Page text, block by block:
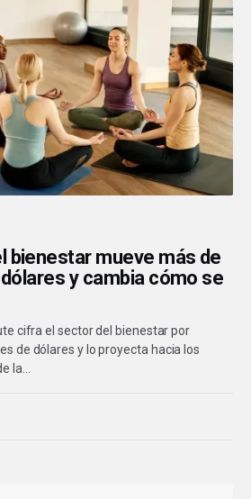
bienestar mueve más de
y cambia cómo se
cifra el sector del bienestar por
de dólares y lo proyecta hacia los
la…